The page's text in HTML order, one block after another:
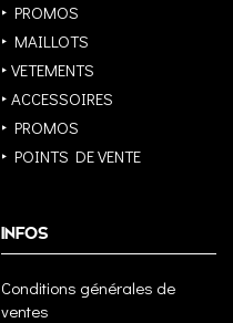
‣ PROMOS
‣ MAILLOTS
‣ VETEMENTS
‣ ACCESSOIRES
‣ PROMOS
‣ POINTS DE VENTE
INFOS
Conditions générales de
ventes